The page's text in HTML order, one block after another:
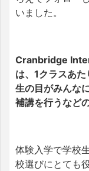
いました。
Cranbridge
は、1クラスあ
生の目がみんな
補講を行うなど
体験入学で学校
校選びにとても